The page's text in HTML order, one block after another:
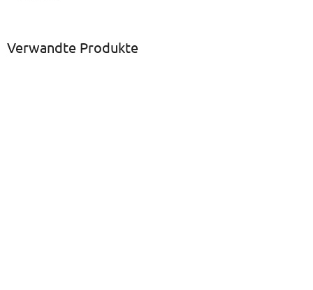
Verwandte Produkte